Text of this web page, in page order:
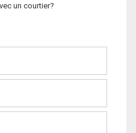
un courtier?